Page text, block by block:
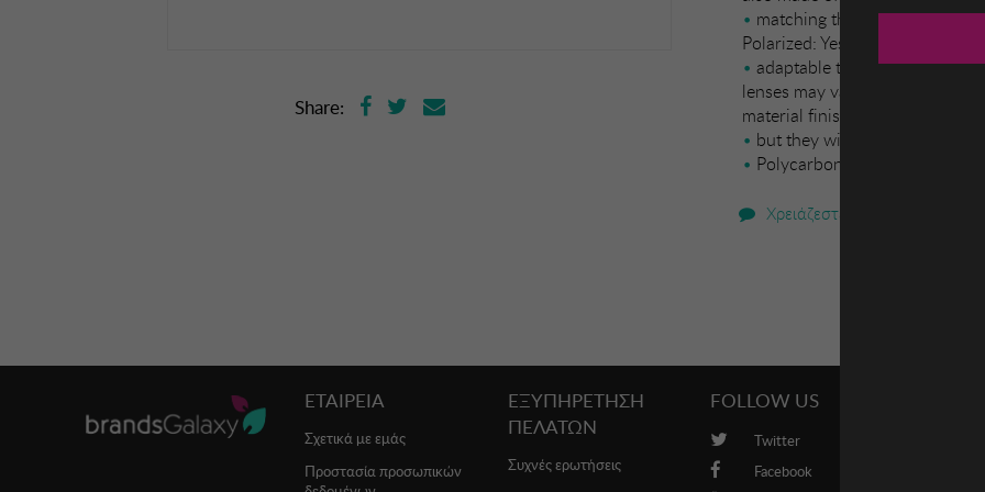
Share:
matching the frame material.
Polarized: Yes. - Progression:
adaptable to your visual
lenses may vary slightly from
material finish
but they will always retain
Polycarbonate
Χρειάζεστε βοήθεια;
ΕΤΑΙΡΕΙΑ
Σχετικά με εμάς
Προστασία προσωπικών
ΕΞΥΠΗΡΕΤΗΣΗ
ΠΕΛΑΤΩΝ
Συχνές ερωτήσεις
FOLLOW US
Twitter
Facebook